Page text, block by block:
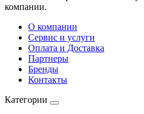
компании.
О компании
Сервис и услуги
Оплата и Доставка
Партнеры
Бренды
Контакты
Категории